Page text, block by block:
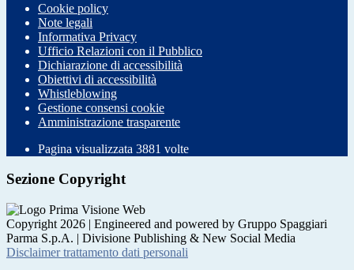
Cookie policy
Note legali
Informativa Privacy
Ufficio Relazioni con il Pubblico
Dichiarazione di accessibilità
Obiettivi di accessibilità
Whistleblowing
Gestione consensi cookie
Amministrazione trasparente
Pagina visualizzata 3881 volte
Sezione Copyright
Copyright 2026 | Engineered and powered by Gruppo Spaggiari
Parma S.p.A. | Divisione Publishing & New Social Media
Disclaimer trattamento dati personali